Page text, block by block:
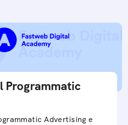
Programmatic
Advertising e